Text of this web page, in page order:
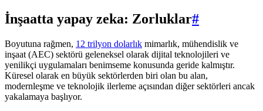
İnşaatta yapay zeka: Zorluklar#
Boyutuna rağmen, 12 trilyon dolarlık mimarlık, mühendislik ve
inşaat (AEC) sektörü geleneksel olarak dijital teknolojileri ve
yenilikçi uygulamaları benimseme konusunda geride kalmıştır.
Küresel olarak en büyük sektörlerden biri olan bu alan,
modernleşme ve teknolojik ilerleme açısından diğer sektörleri ancak
yakalamaya başlıyor.